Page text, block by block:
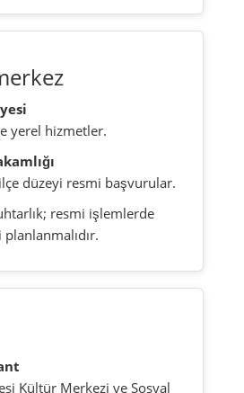
yerel hizmetler.
düzeyi resmi başvurular.
resmi işlemlerde
Kültür Merkezi ve Sosyal